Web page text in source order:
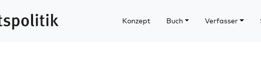
Konzept Buch Verfasser